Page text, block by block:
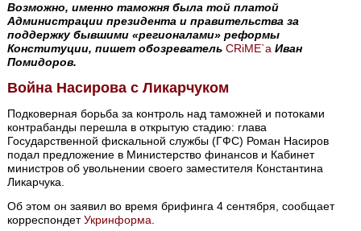
Возможно, именно таможня была той платой
Администрации президента и правительства за
поддержку бывшими «регионалами» реформы
Конституции, пишет обозревательCRiME`a Иван
Помидоров.
Война Насирова с Ликарчуком
Подковерная борьба за контроль над таможней и потоками
контрабанды перешла в открытую стадию: глава
Государственной фискальной службы (ГФС) Роман Насиров
подал предложение в Министерство финансов и Кабинет
министров об увольнении своего заместителя Константина
Ликарчука.
Об этом он заявил во время брифинга 4 сентября, сообщает
корреспондетУкринформа